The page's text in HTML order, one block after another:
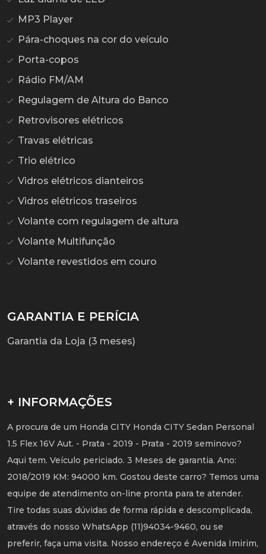
MP3 Player
Pára-choques na cor do veículo
Porta-copos
Rádio FM/AM
Regulagem de Altura do Banco
Retrovisores elétricos
Travas elétricas
Trio elétrico
Vidros elétricos dianteiros
Vidros elétricos traseiros
Volante com regulagem de altura
Volante Multifunção
Volante revestidos em couro
GARANTIA E PERÍCIA
Garantia da Loja (3 meses)
+ INFORMAÇÕES
A procura de um Honda CITY Honda CITY Sedan Personal
1.5 Flex 16V Aut. - Prata - 2019 - Prata - 2019 seminovo?
Aqui tem. Veículo periciado. 3 Meses de garantia. Ano:
2018/2019 KM: 94000 km. Gostou deste carro? Temos uma
equipe de atendimento on-line pronta para te atender.
Tire todas suas dúvidas de forma rápida e descomplicada,
através do nosso WhatsApp (11)94034-9460, ou se
preferir, faça uma visita. Nosso endereço é Avenida Imirim,